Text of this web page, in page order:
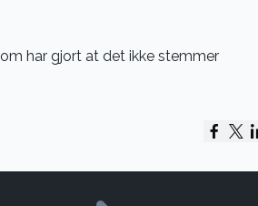
har gjort at det ikke stemmer